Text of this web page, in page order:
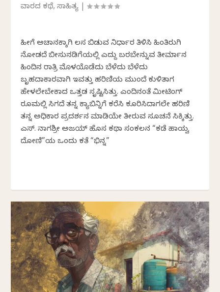
ವಾರದ ಕಥೆ,ಸಾಹಿತ್ಯ |
ಹೀಗೆ ಅಚಾನಕ್ಕಾಗಿ ಕೆಲಸ ಬಿಡುವ ನಿರ್ಧಾರ ತಿಳಿಸಿ ಹಿಂತಿರುಗಿ
ನೋಡದೆ ಬೀಸುನಡಿಗೆಯಲ್ಲಿ ಎದ್ದು ಬರಬೇಕೆನ್ನುವ ತೀರ್ಮಾನ
ಹಿಂದಿನ ರಾತ್ರಿ ಮೊಳಕೆಯೊಡೆದು ಬೆಳೆದು ಬೆಳೆದು
ಬೃಹದಾಕಾರವಾಗಿ ಇವತ್ತು ಹರಿಣಿಯ ಮುಂದೆ ಕುಳಿತಾಗ
ಹೇಳಲೇಬೇಕಾದ ಒತ್ತಡ ಸೃಷ್ಟಿಸಿತ್ತು. ಎಂದಿನಂತೆ ಮೀಟಿಂಗ್
ರೂಮಲ್ಲಿ ಸಿಗದೆ ತನ್ನ ಕ್ಯಾಬಿನ್ನಿಗೆ ಕರೆಸಿ ಕೂರಿಸಿದಾಗಲೇ ಹರಿಣಿ
ತನ್ನ ಅಧಿಕಾರ ಪ್ರದರ್ಶನ ಮಾಡಿಯೇ ತೀರುವ ಸೂಚನೆ ಸಿಕ್ಕಿತ್ತು.
ಎಸ್. ನಾಗಶ್ರೀ ಅಜಯ್ ಹೊಸ ಕಥಾ ಸಂಕಲನ “ಕಡೆ ಹಾಯ್ವ
ದೋಣಿ”ಯ ಒಂದು ಕತೆ “ಭಿನ್ನ”